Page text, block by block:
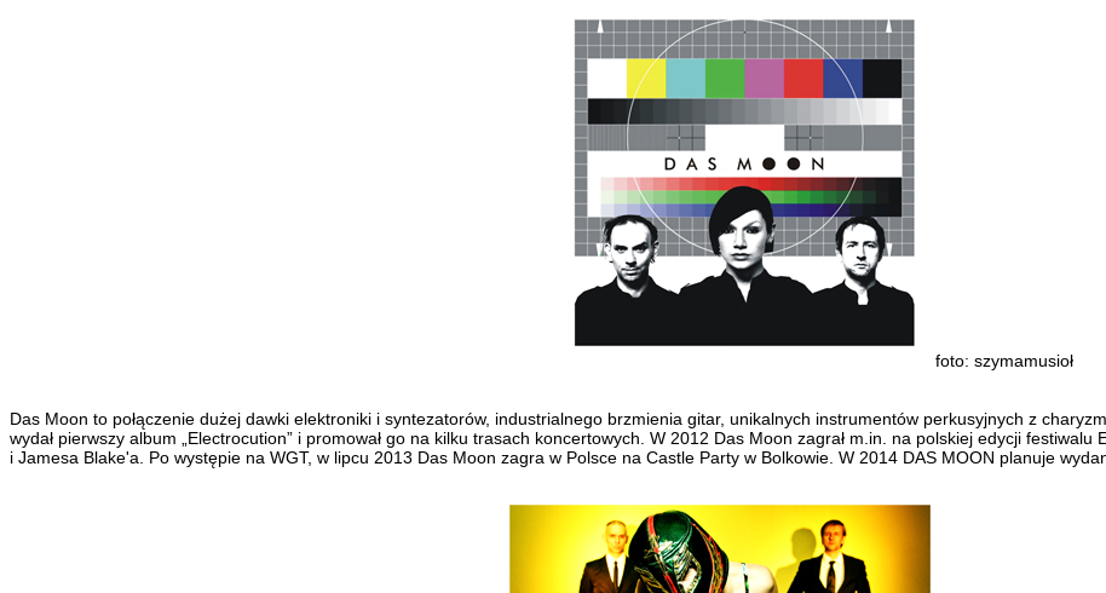
foto: szymamusioł
Das Moon to połączenie dużej dawki elektroniki i syntezatorów, industrialnego brzmienia gitar, unikalnych instrumentów perkusyjnych z
wydał pierwszy album „Electrocution” i promował go na kilku trasach koncertowych. W 2012 Das Moon zagrał m.in. na polskiej edycji
i Jamesa Blake'a. Po występie na WGT, w lipcu 2013 Das Moon zagra w Polsce na Castle Party w Bolkowie. W 2014 DAS MOON planuje